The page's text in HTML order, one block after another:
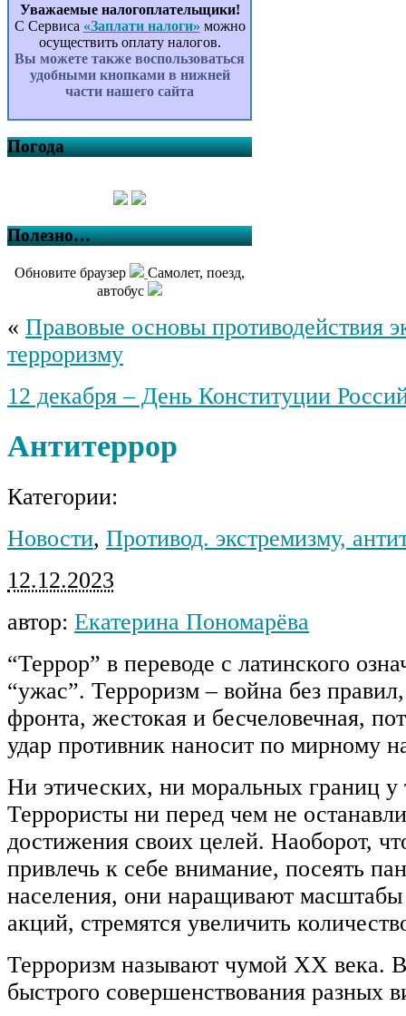
Уважаемые налогоплательщики!
С Сервиса «Заплати налоги» можно
осуществить оплату налогов.
Вы можете также воспользоваться
удобными кнопками в нижней
части нашего сайта
Погода
Полезно…
Обновите браузер
Самолет, поезд,
автобус
« Правовые основы противодействия
терроризму
12 декабря – День Конституции
Антитеррор
Категории:
Новости, Противод. экстремизму,
12.12.2023
автор: Екатерина Пономарёва
“Террор” в переводе с латинского
“ужас”. Терроризм – война без
фронта, жестокая и бесчеловечная,
удар противник наносит по мирному
Ни этических, ни моральных границ у
Террористы ни перед чем не
достижения своих целей. Наоборот,
привлечь к себе внимание, посеять
населения, они наращивают масштабы
акций, стремятся увеличить
Терроризм называют чумой ХХ века.
быстрого совершенствования разных